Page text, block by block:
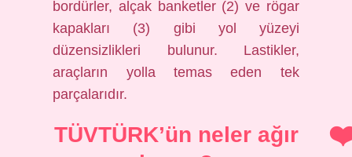
bordürler, alçak banketler (2) ve rögar
kapakları (3) gibi yol yüzeyi
düzensizlikleri bulunur. Lastikler,
araçların yolla temas eden tek
parçalarıdır.
TÜVTÜRK’ün neler ağır